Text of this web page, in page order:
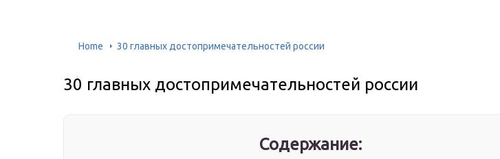
Home 30 главных достопримечательностей россии
30 главных достопримечательностей россии
Содержание: